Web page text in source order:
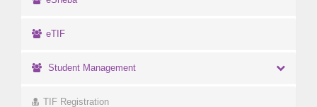
eTIF
Student Management
TIF Registration